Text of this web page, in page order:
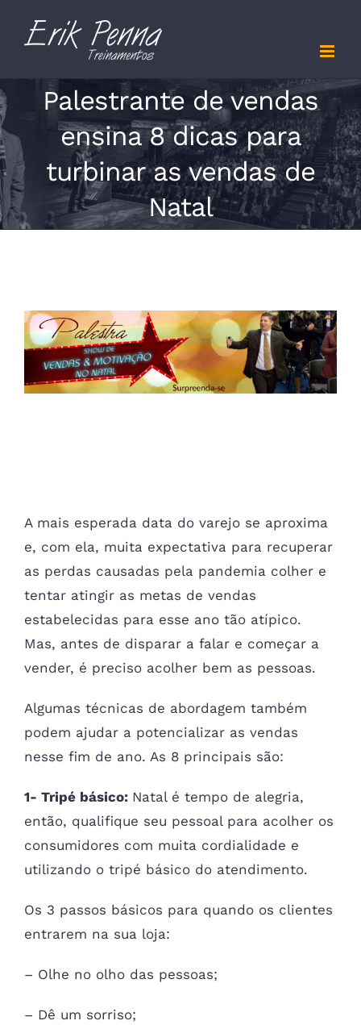
Palestrante de vendas
ensina 8 dicas para
turbinar as vendas de
Natal
View
Larger
Image
A mais esperada data do varejo se aproxima
e, com ela, muita expectativa para recuperar
as perdas causadas pela pandemia colher e
tentar atingir as metas de vendas
estabelecidas para esse ano tão atípico.
Mas, antes de disparar a falar e começar a
vender, é preciso acolher bem as pessoas.
Algumas técnicas de abordagem também
podem ajudar a potencializar as vendas
nesse fim de ano. As 8 principais são:
1- Tripé básico: Natal é tempo de alegria,
então, qualifique seu pessoal para acolher os
consumidores com muita cordialidade e
utilizando o tripé básico do atendimento.
Os 3 passos básicos para quando os clientes
entrarem na sua loja:
– Olhe no olho das pessoas;
– Dê um sorriso;